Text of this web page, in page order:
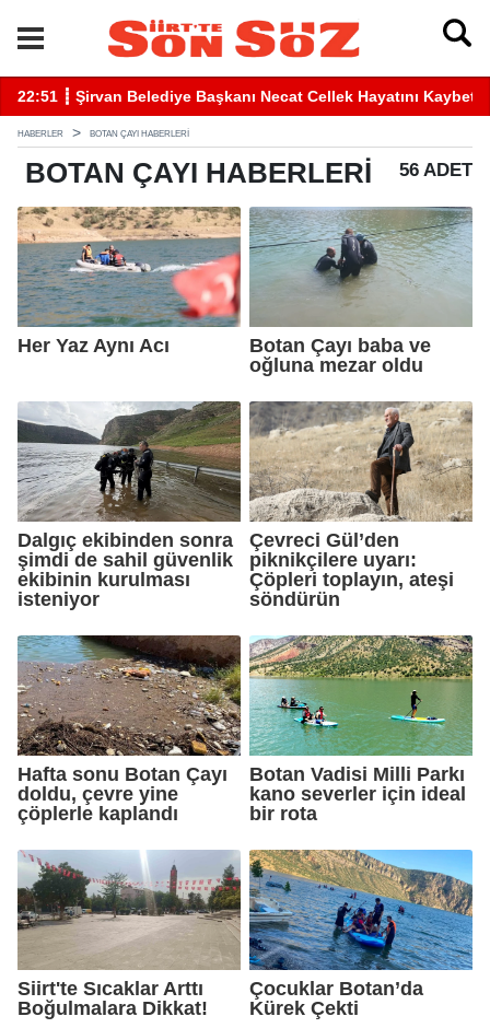
┋ Şirvan Belediye Başkanı Necat Cellek Hayatını Kaybetti22:41
HABERLER BOTAN ÇAYI HABERLERI
BOTAN ÇAYI HABERLERI 56 ADET
Her Yaz Aynı Acı
Botan Çayı baba ve
oğluna mezar oldu
Dalgıç ekibinden sonra
şimdi de sahil güvenlik
ekibinin kurulması
isteniyor
Çevreci Gül’den
piknikçilere uyarı:
Çöpleri toplayın, ateşi
söndürün
Hafta sonu Botan Çayı
doldu, çevre yine
çöplerle kaplandı
Botan Vadisi Milli Parkı
kano severler için ideal
bir rota
Siirt'te Sıcaklar Arttı
Boğulmalara Dikkat!
Çocuklar Botan’da
Kürek Çekti